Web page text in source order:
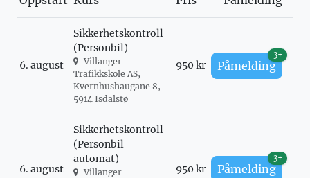
6. august
Sikkerhetskontroll
(Personbil)
Villanger
Trafikkskole AS,
Kvernhushaugane 8,
5914 Isdalstø
950 kr Påmelding
3+
6. august
Sikkerhetskontroll
(Personbil
automat)
Villanger
950 kr Påmelding
3+